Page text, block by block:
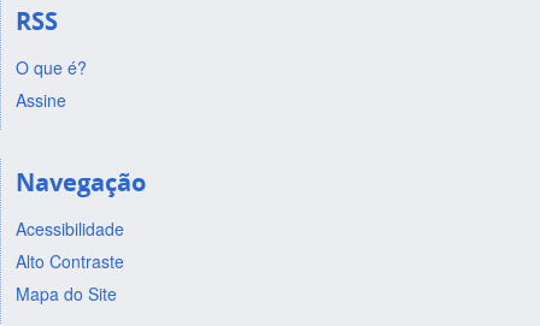
RSS
O que é?
Assine
Navegação
Acessibilidade
Alto Contraste
Mapa do Site